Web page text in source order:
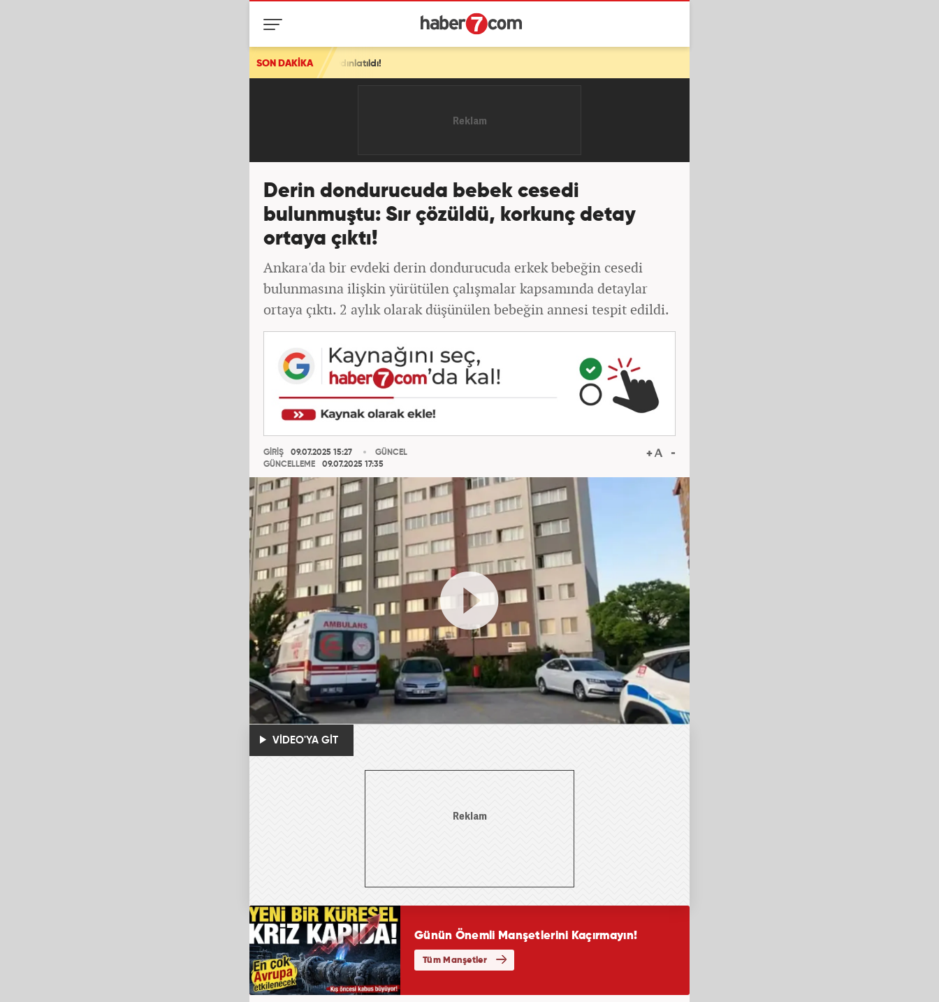
SON DAKİKA
Gürlek açıkladı: İki faili meçhul cinayet daha aydınlatıldı!
Derin dondurucuda bebek cesedi
bulunmuştu: Sır çözüldü, korkunç detay
ortaya çıktı!
Ankara'da bir evdeki derin dondurucuda erkek bebeğin cesedi
bulunmasına ilişkin yürütülen çalışmalar kapsamında detaylar
ortaya çıktı. 2 aylık olarak düşünülen bebeğin annesi tespit edildi.
GİRİŞ
09.07.2025 15:27
GÜNCELLEME
09.07.2025 17:35
GÜNCEL
VİDEO'YA GİT